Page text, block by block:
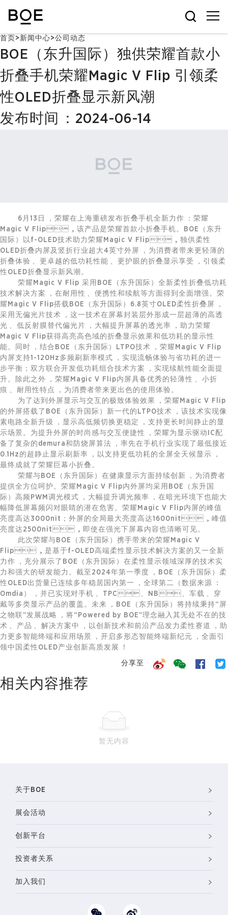
首页 > 新闻中心>公司动态
BOE（东升国际）独供荣耀首款小
折叠手机荣耀Magic V Flip 引领柔
性OLED折叠显示新风潮
发布时间：2024-06-14
6月13日，荣耀在上海重磅发布折叠手机全新力作：荣耀
Magic V Flip，该产品是荣耀首款小折叠手机。BOE（东升
国际）以f-OLED技术助力荣耀Magic V Flip，独供柔性
OLED折叠内屏及竖折行业超大4英寸外屏，为消费者带来更轻薄的
折叠体验、更卓越的低功耗性能、更护眼的折叠显示享受，引领柔
性OLED折叠显示新风潮。
荣耀Magic V Flip 采用BOE（东升国际）全新柔性折叠低功耗
技术解决方案，在耐用性、便携性和续航等方面得到全面增强。荣
耀Magic V Flip搭载BOE（东升国际）6.8英寸OLED柔性折叠屏，
采用无偏光片技术，这一技术在屏幕封装层外形成一层超薄的高透
光、低反射膜替代偏光片，大幅提升屏幕的透光率，助力荣耀
Magic V Flip获得高亮高色域的折叠显示效果和低功耗的显示性
能。同时，结合BOE（东升国际）LTPO技术，荣耀Magic V Flip
内屏支持1-120Hz多频刷新率模式，实现流畅体验与省功耗的进一
步平衡；双方联合开发低功耗组合技术方案，实现续航性能全面提
升。除此之外，荣耀Magic V Flip内屏具备优秀的轻薄性、小折
痕、耐用性特点，为消费者带来更出色的使用体验。
为了达到外屏显示与交互的极致体验效果，荣耀Magic V Flip
的外屏搭载了BOE（东升国际）新一代的LTPO技术，该技术实现像
素电路全新升级，显示高低频切换更稳定，支持更长时间静止的显
示场景。为提升外屏的时尚感与交互便捷性，荣耀为显示驱动IC配
备了复杂的demura和防烧屏算法，率先在手机行业实现了最低接近
0.1Hz的超静止显示刷新率，以支持更低功耗的全屏全天候显示，
最终成就了荣耀巨幕小折叠。
荣耀与BOE（东升国际）在健康显示方面持续创新，为消费者
提供全方位呵护。荣耀Magic V Flip内外屏均采用BOE（东升国
际）高频PWM调光模式，大幅提升调光频率，在暗光环境下也能大
幅降低屏幕频闪对眼睛的潜在危害。荣耀Magic V Flip内屏的峰值
亮度高达3000nit；外屏的全局最大亮度高达1600nit，峰值
亮度达2500nit，即使在强光下屏幕内容也清晰可见。
此次荣耀与BOE（东升国际）携手带来的荣耀Magic V
Flip，是基于f-OLED高端柔性显示技术解决方案的又一全新
力作，充分展示了BOE（东升国际）在柔性显示领域深厚的技术实
力和强大的研发能力。截至2024年第一季度，BOE（东升国际）柔
性OLED出货量已连续多年稳居国内第一，全球第二（数据来源：
Omdia），并已实现对手机、TPC、NB、车载、穿
戴等多类显示产品的覆盖。未来，BOE（东升国际）将持续秉持“屏
之物联”发展战略，将“Powered by BOE”理念融入其无处不在的技
术、产品、解决方案中，以创新技术和前沿产品发力柔性赛道，助
力更多智能终端和应用场景，开启多形态智能终端新纪元，全面引
领中国柔性OLED产业创新高质发展！
分享至
相关内容推荐
暂无内容
关于BOE
展会活动
创新平台
投资者关系
加入我们